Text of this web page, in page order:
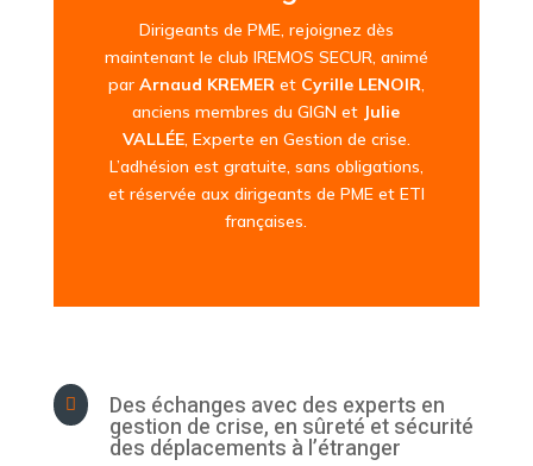
Dirigeants de PME, rejoignez dès
maintenant le club IREMOS SECUR, animé
par Arnaud KREMERet Cyrille LENOIR,
anciens membres du GIGN et Julie
VALLÉE, Experte en Gestion de crise.
L’adhésion est gratuite, sans obligations,
et réservée aux dirigeants de PME et ETI
françaises.
 Des échanges avec des experts en
gestion de crise, en sûreté et sécurité
des déplacements à l’étranger